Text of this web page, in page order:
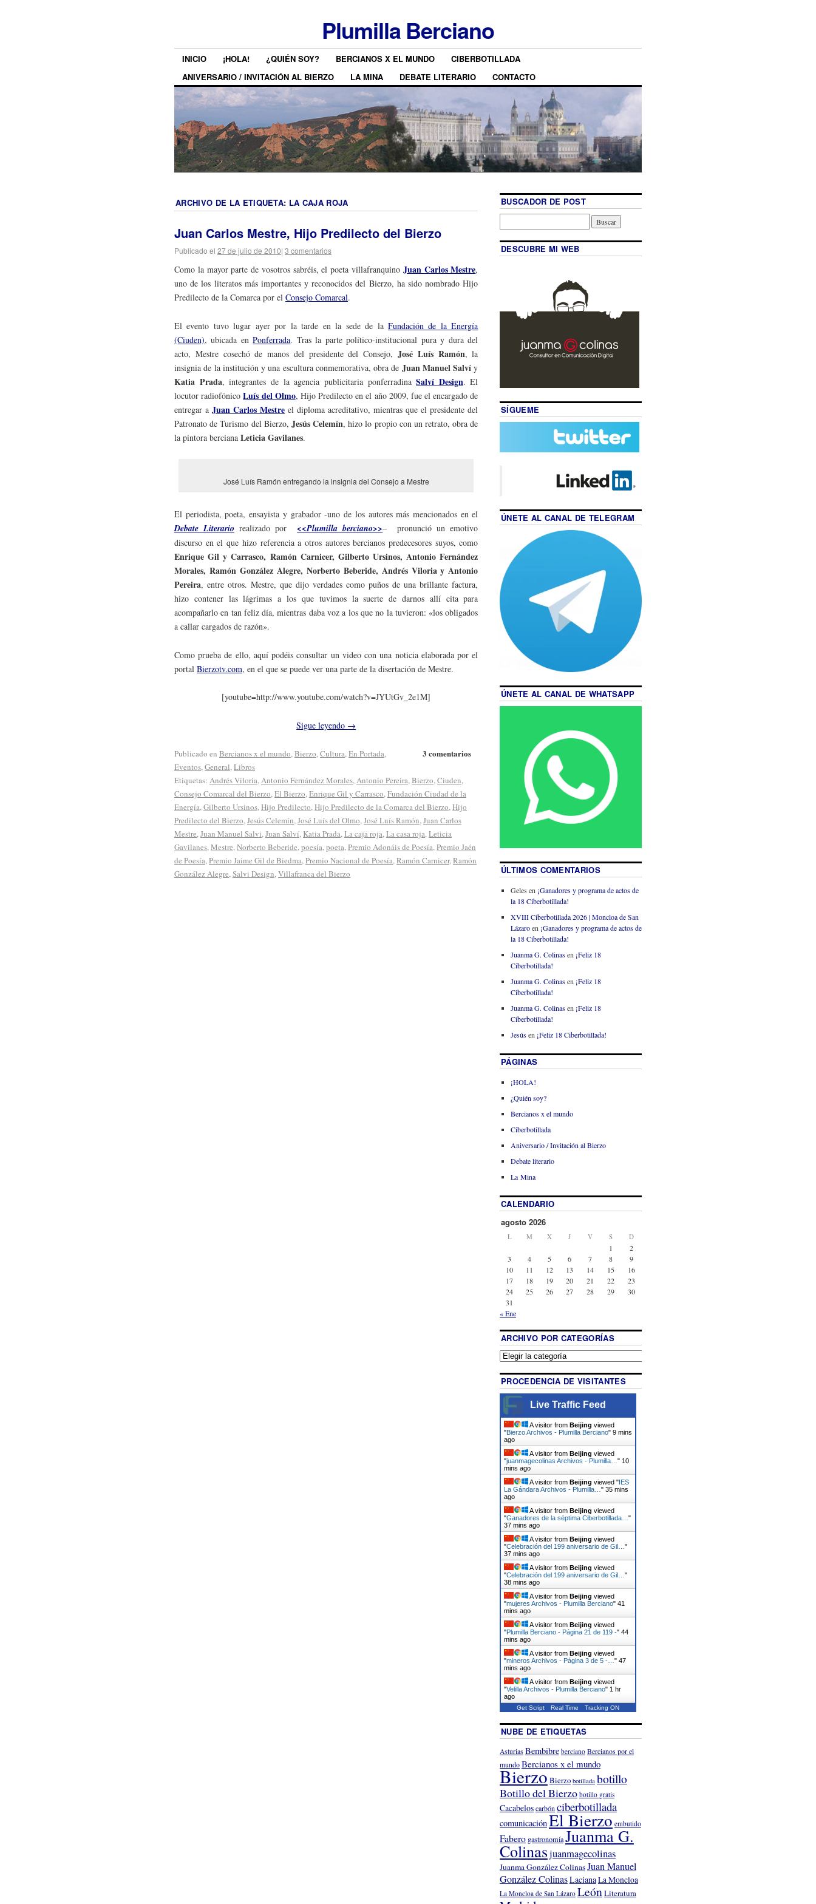
Plumilla Berciano
INICIO ¡HOLA! ¿QUIÉN SOY? BERCIANOS X EL MUNDO
CIBERBOTILLADA
ANIVERSARIO / INVITACIÓN AL BIERZO
LA MINA DEBATE LITERARIO CONTACTO
ARCHIVO DE LA ETIQUETA: LA CAJA ROJA
Juan Carlos Mestre, Hijo Predilecto del Bierzo
Publicado el 27 de julio de 2010| 3 comentarios
Como la mayor parte de vosotros sabréis, el poeta villafranquino Juan Carlos Mestre,
uno de los literatos más importantes y reconocidos del Bierzo, ha sido nombrado Hijo
Predilecto de la Comarca por el Consejo Comarcal.
El evento tuvo lugar ayer por la tarde en la sede de laFundación de la Energía
(Ciuden), ubicada enPonferrada. Tras la parte político-institucional pura y dura del
acto, Mestre cosechó de manos del presidente del Consejo,José Luís Ramón, la
insignia de la institución y una escultura conmemorativa, obra de Juan Manuel Salví y
Katia Prada, integrantes de la agencia publicitaria ponferradinaSalví Design. El
locutor radiofónicoLuís del Olmo, Hijo Predilecto en el año 2009, fue el encargado de
entregar aJuan Carlos Mestre el diploma acreditativo, mientras que el presidente del
Patronato de Turismo del Bierzo, Jesús Celemín, hizo lo propio con un retrato, obra de
la pintora berciana Leticia Gavilanes.
José Luís Ramón entregando la insignia del Consejo a Mestre
El periodista, poeta, ensayista y grabador -uno de los autores más mencionados en el
Debate Literario realizado por<<Plumilla berciano>>– pronunció un emotivo
discurso en el que hizo referencia a otros autores bercianos predecesores suyos, como
Enrique Gil y Carrasco, Ramón Carnicer, Gilberto Ursinos, Antonio Fernández
Morales, Ramón González Alegre, Norberto Beberide, Andrés Viloria y Antonio
Pereira, entre otros. Mestre, que dijo verdades como puños de una brillante factura,
hizo contener las lágrimas a los que tuvimos la suerte de darnos allí cita para
acompañarlo en tan feliz día, mientras daba voz a los que no la tuvieron: «los obligados
a callar cargados de razón».
Como prueba de ello, aquí podéis consultar un video con una noticia elaborada por el
portal Bierzotv.com, en el que se puede ver una parte de la disertación de Mestre.
[youtube=http://www.youtube.com/watch?v=JYUtGv_2e1M]
Sigue leyendo →
3 comentarios
Publicado en Bercianos x el mundo,Bierzo,Cultura,En Portada,
Eventos,General,Libros
Etiquetas: Andrés Viloria,Antonio Fernández Morales,Antonio Pereira,Bierzo,Ciuden,
Consejo Comarcal del Bierzo,El Bierzo,Enrique Gil y Carrasco,Fundación Ciudad de la
Energía,Gilberto Ursinos,Hijo Predilecto,Hijo Predilecto de la Comarca del Bierzo,Hijo
Predilecto del Bierzo,Jesús Celemín,José Luís del Olmo,José Luís Ramón,Juan Carlos
Mestre,Juan Manuel Salvi,Juan Salví, Katia Prada,La caja roja,La casa roja,Leticia
Gavilanes,Mestre,Norberto Beberide,poesía,poeta,Premio Adonáis de Poesía,Premio Jaén
de Poesía,Premio Jaime Gil de Biedma,Premio Nacional de Poesía,Ramón Carnicer,Ramón
González Alegre,Salvi Design,Villafranca del Bierzo
BUSCADOR DE POST
DESCUBRE MI WEB
SÍGUEME
ÚNETE AL CANAL DE TELEGRAM
ÚNETE AL CANAL DE WHATSAPP
ÚLTIMOS COMENTARIOS
Geles en ¡Ganadores y programa de actos de
la 18 Ciberbotillada!
XVIII Ciberbotillada 2026 | Moncloa de San
Lázaroen ¡Ganadores y programa de actos de
la 18 Ciberbotillada!
Juanma G. Colinasen ¡Feliz 18
Ciberbotillada!
Juanma G. Colinasen ¡Feliz 18
Ciberbotillada!
Juanma G. Colinasen ¡Feliz 18
Ciberbotillada!
Jesúsen ¡Feliz 18 Ciberbotillada!
PÁGINAS
¡HOLA!
¿Quién soy?
Bercianos x el mundo
Ciberbotillada
Aniversario / Invitación al Bierzo
Debate literario
La Mina
CALENDARIO
agosto 2026
L M X J V S D
1
2
3
4 5 6 7 8
9
10
11 12 13 14 15
16
17
18 19 20 21 22
23
24
25 26 27 28 29
30
31
« Ene
ARCHIVO POR CATEGORÍAS
PROCEDENCIA DE VISITANTES
Live Traffic Feed
A visitor from Beijing viewed
"Bierzo Archivos - Plumilla Berciano" 9 mins
ago
A visitor from Beijing viewed
"juanmagecolinas Archivos - Plumilla… " 10
mins ago
A visitor from Beijing viewed "IES
La Gándara Archivos - Plumilla… " 35 mins
ago
A visitor from Beijing viewed
"Ganadores de la séptima Ciberbotillada… "
37 mins ago
A visitor from Beijing viewed
"Celebración del 199 aniversario de Gil… "
37 mins ago
A visitor from Beijing viewed
"Celebración del 199 aniversario de Gil… "
38 mins ago
A visitor from Beijing viewed
"mujeres Archivos - Plumilla Berciano" 41
mins ago
A visitor from Beijing viewed
"Plumilla Berciano - Página 21 de 119 -" 44
mins ago
A visitor from Beijing viewed
"mineros Archivos - Página 3 de 5 -… " 47
mins ago
A visitor from Beijing viewed
"Velilla Archivos - Plumilla Berciano" 1 hr
ago
Get Script Real Time Tracking ON
NUBE DE ETIQUETAS
Asturias Bembibre berciano Bercianos por el
mundoBercianos x el mundo
BierzoBierzo botillada botillo
Botillo del Bierzo botillo gratis
Cacabeloscarbón ciberbotillada
comunicaciónEl Bierzo embutido
Fabero gastronomíaJuanma G.
Colinasjuanmagecolinas
Juanma González ColinasJuan Manuel
González ColinasLacianaLa Moncloa
La Moncloa de San Lázaro LeónLiteratura